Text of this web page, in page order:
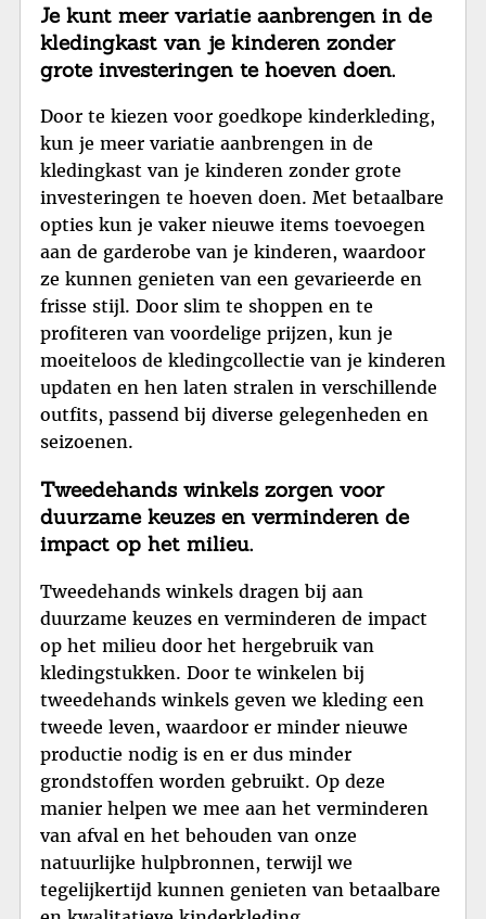
Je kunt meer variatie aanbrengen in de
kledingkast van je kinderen zonder
grote investeringen te hoeven doen.
Door te kiezen voor goedkope kinderkleding,
kun je meer variatie aanbrengen in de
kledingkast van je kinderen zonder grote
investeringen te hoeven doen. Met betaalbare
opties kun je vaker nieuwe items toevoegen
aan de garderobe van je kinderen, waardoor
ze kunnen genieten van een gevarieerde en
frisse stijl. Door slim te shoppen en te
profiteren van voordelige prijzen, kun je
moeiteloos de kledingcollectie van je kinderen
updaten en hen laten stralen in verschillende
outfits, passend bij diverse gelegenheden en
seizoenen.
Tweedehands winkels zorgen voor
duurzame keuzes en verminderen de
impact op het milieu.
Tweedehands winkels dragen bij aan
duurzame keuzes en verminderen de impact
op het milieu door het hergebruik van
kledingstukken. Door te winkelen bij
tweedehands winkels geven we kleding een
tweede leven, waardoor er minder nieuwe
productie nodig is en er dus minder
grondstoffen worden gebruikt. Op deze
manier helpen we mee aan het verminderen
van afval en het behouden van onze
natuurlijke hulpbronnen, terwijl we
tegelijkertijd kunnen genieten van betaalbare